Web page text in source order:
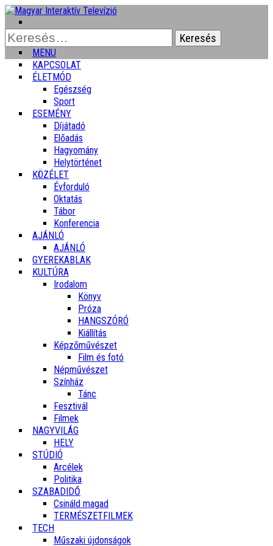
Keresés:
MENU
KAPCSOLAT
ÉLETMÓD
Egészség
Sport
ESEMÉNY
Díjátadó
Előadás
Hagyomány
Helytörténet
KÖZÉLET
Évforduló
Oktatás
Tábor
Konferencia
AJÁNLÓ
AJÁNLÓ
GYEREKABLAK
KULTÚRA
Irodalom
Könyv
Próza
HANGSZÓRÓ
Kiállítás
Képzőművészet
Film és fotó
Népművészet
Színház
Tánc
Fesztivál
Filmek
NAGYVILÁG
HELY
STÚDIÓ
Arcélek
Politika
SZABADIDŐ
Csináld magad
TERMÉSZETFILMEK
TECH
Műszaki újdonságok